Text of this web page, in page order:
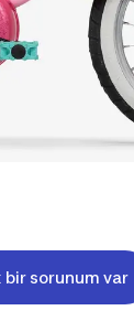
bir sorunum var